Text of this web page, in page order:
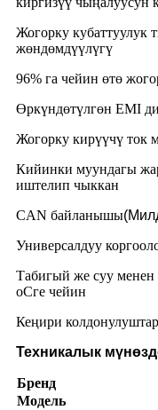
Жогорку кубаттуулук
жөндөмдүүлүгү
96% га чейин өтө
Өркүндөтүлгөн EMI
Жогорку кирүүчү ток
Кийинки муундагы
иштелип чыккан
CAN байланышы
Универсалдуу
Табигый же суу менен
oCге чейин
Кеңири колдонулуштар
Техникалык
Бренд
Модель